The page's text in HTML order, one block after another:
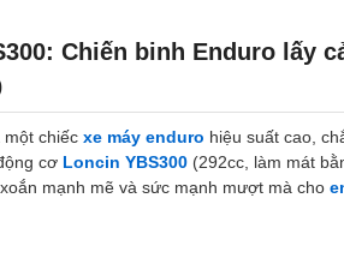
Chiến binh Enduro lấy
một chiếc xe máy enduro hiệu suất cao,
cơ Loncin YBS300 (292cc, làm mát
mạnh mẽ và sức mạnh mượt mà cho